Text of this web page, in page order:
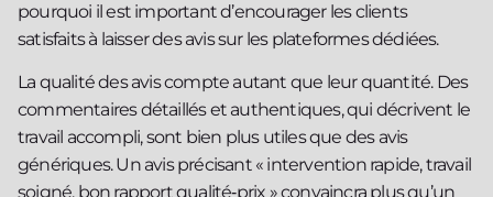
pourquoi il est important d’encourager les clients
satisfaits à laisser des avis sur les plateformes dédiées.
La qualité des avis compte autant que leur quantité. Des
commentaires détaillés et authentiques, qui décrivent le
travail accompli, sont bien plus utiles que des avis
génériques. Un avis précisant « intervention rapide, travail
soigné, bon rapport qualité‑prix » convaincra plus qu’un